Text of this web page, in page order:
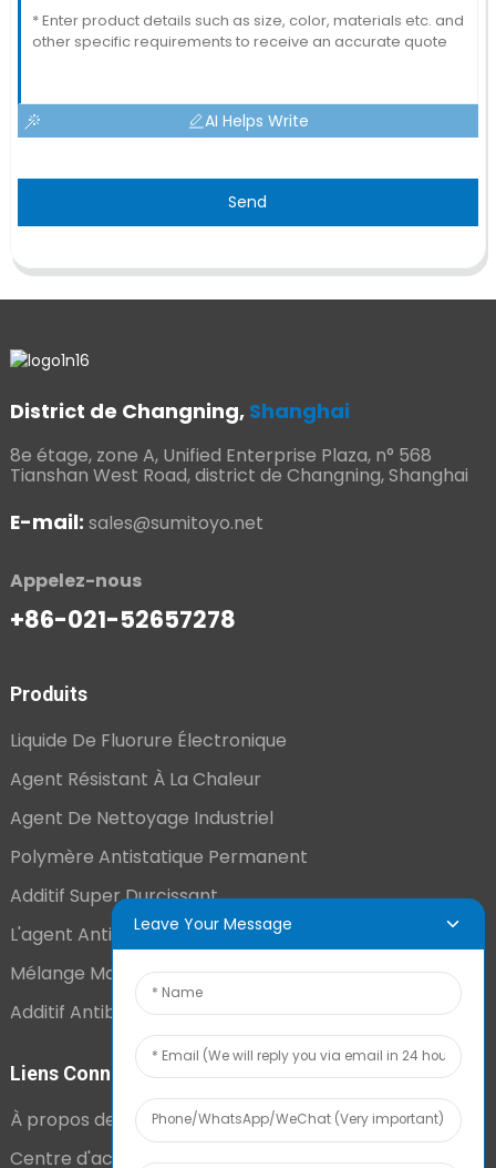
AI Helps Write
Send
District de Changning, Shanghai
8e étage, zone A, Unified Enterprise Plaza, n° 568
Tianshan West Road, district de Changning, Shanghai
E-mail: sales@sumitoyo.net
Appelez-nous
+86-021-52657278
Produits
Liquide De Fluorure Électronique
Agent Résistant À La Chaleur
Agent De Nettoyage Industriel
Polymère Antistatique Permanent
Additif Super Durcissant
L'agent Antistatique Longue Durée
Mélange Maître VCI
Additif Antibuée Ajouté En Interne
Liens Connexes
À propos de nous
Centre d'actualités
Leave Your Message